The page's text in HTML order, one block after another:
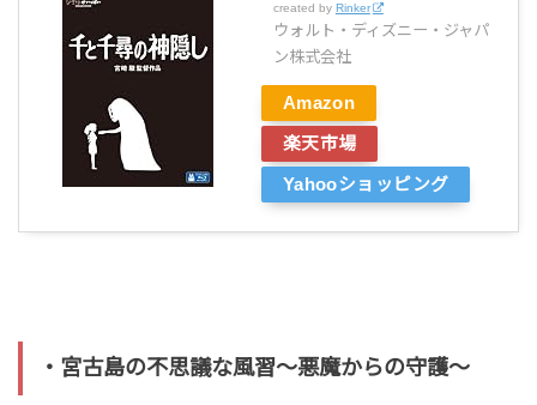
created by Rinker
ウォルト・ディズニー・ジャパ
ン株式会社
Amazon
楽天市場
Yahooショッピング
・宮古島の不思議な風習〜悪魔からの守護〜